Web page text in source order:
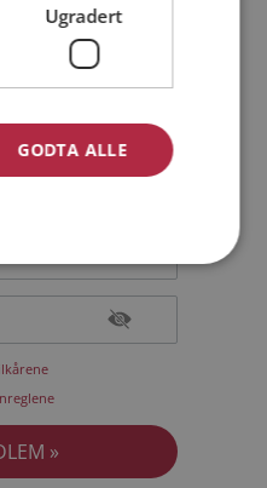
Kvinne
Ugradert
GODTA ALLE